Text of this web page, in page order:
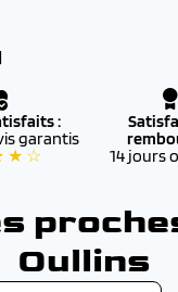
:
garantis
★ ☆
14 jours
Oullins